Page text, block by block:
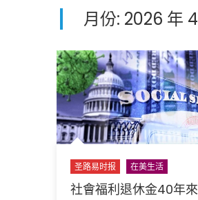
月份: 2026 年
圣路易时报 在美生活
社會福利退休金40年